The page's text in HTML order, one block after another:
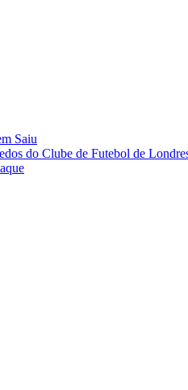
Saiu
do Clube de Futebol de